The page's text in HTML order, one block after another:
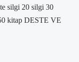
silgi 20 silgi 30
kitap DESTE VE